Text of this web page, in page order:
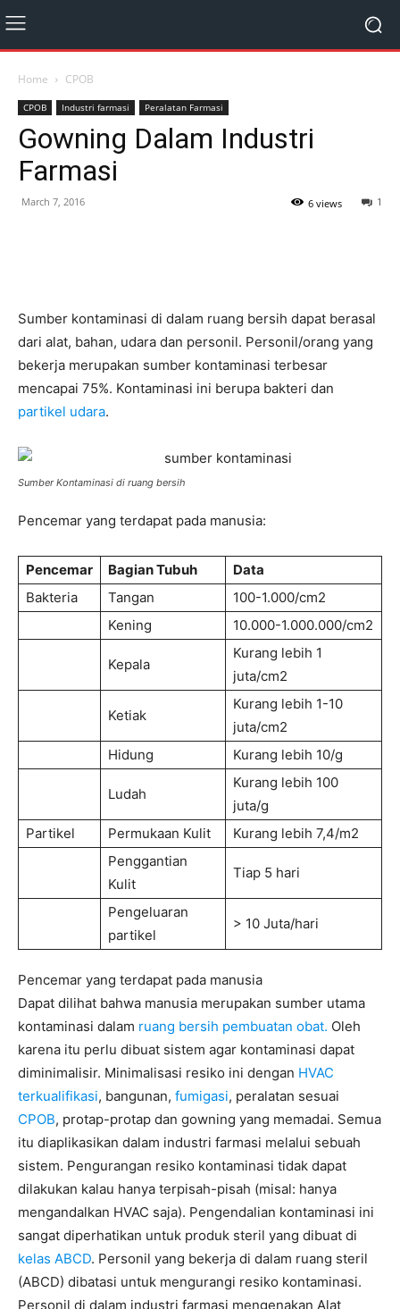
Home CPOB
CPOB Industri farmasi Peralatan Farmasi
Gowning Dalam Industri
Farmasi
March 7, 2016 1
6 views
Sumber kontaminasi di dalam ruang bersih dapat berasal
dari alat, bahan, udara dan personil. Personil/orang yang
bekerja merupakan sumber kontaminasi terbesar
mencapai 75%. Kontaminasi ini berupa bakteri dan
partikel udara.
Sumber Kontaminasi di ruang bersih
Pencemar yang terdapat pada manusia:
Pencemar Bagian Tubuh
Data
Bakteria
Tangan
100-1.000/cm2
Kening
10.000-1.000.000/cm2
Kepala
Kurang lebih 1
juta/cm2
Ketiak
Kurang lebih 1-10
juta/cm2
Hidung
Kurang lebih 10/g
Ludah
Kurang lebih 100
juta/g
Partikel
Permukaan Kulit
Kurang lebih 7,4/m2
Penggantian
Kulit
Tiap 5 hari
Pengeluaran
partikel
> 10 Juta/hari
Pencemar yang terdapat pada manusia
Dapat dilihat bahwa manusia merupakan sumber utama
kontaminasi dalam ruang bersih pembuatan obat. Oleh
karena itu perlu dibuat sistem agar kontaminasi dapat
diminimalisir. Minimalisasi resiko ini dengan HVAC
terkualifikasi, bangunan, fumigasi, peralatan sesuai
CPOB, protap-protap dan gowning yang memadai. Semua
itu diaplikasikan dalam industri farmasi melalui sebuah
sistem. Pengurangan resiko kontaminasi tidak dapat
dilakukan kalau hanya terpisah-pisah (misal: hanya
mengandalkan HVAC saja). Pengendalian kontaminasi ini
sangat diperhatikan untuk produk steril yang dibuat di
kelas ABCD. Personil yang bekerja di dalam ruang steril
(ABCD) dibatasi untuk mengurangi resiko kontaminasi.
Personil di dalam industri farmasi mengenakan Alat